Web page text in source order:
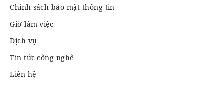
Chính sách bảo mật thông tin
Giờ làm việc
Dịch vụ
Tin tức công nghệ
Liên hệ